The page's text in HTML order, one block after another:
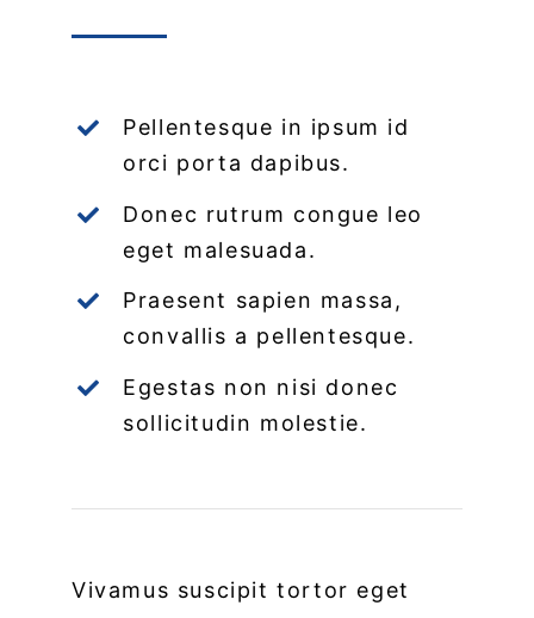
Pellentesque in ipsum id
orci porta dapibus.
Donec rutrum congue leo
eget malesuada.
Praesent sapien massa,
convallis a pellentesque.
Egestas non nisi donec
sollicitudin molestie.
Vivamus suscipit tortor eget